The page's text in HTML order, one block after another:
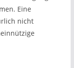
Eine
nicht